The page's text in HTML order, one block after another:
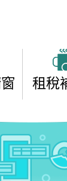
租稅